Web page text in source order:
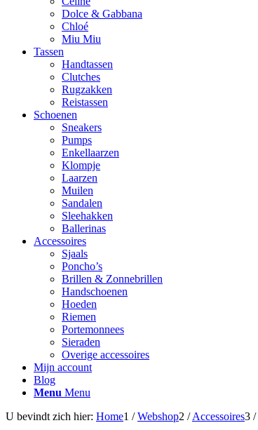
Dolce & Gabbana
Chloé
Miu Miu
Tassen
Handtassen
Clutches
Rugzakken
Reistassen
Schoenen
Sneakers
Pumps
Enkellaarzen
Klompje
Laarzen
Muilen
Sandalen
Sleehakken
Ballerinas
Accessoires
Sjaals
Poncho’s
Brillen & Zonnebrillen
Handschoenen
Hoeden
Riemen
Portemonnees
Sieraden
Overige accessoires
Mijn account
Blog
Menu Menu
U bevindt zich hier: Home1 / Webshop2 / Accessoires3 /